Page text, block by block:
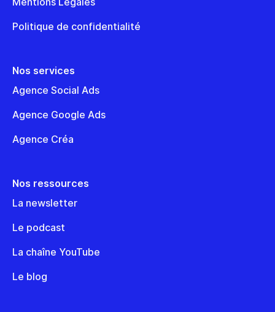
Politique de confidentialité
Nos services
Agence Social Ads
Agence Google Ads
Agence Créa
Nos ressources
La newsletter
Le podcast
La chaîne YouTube
Le blog